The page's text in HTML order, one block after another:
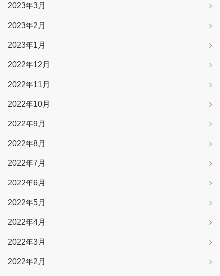
2023年3月
2023年2月
2023年1月
2022年12月
2022年11月
2022年10月
2022年9月
2022年8月
2022年7月
2022年6月
2022年5月
2022年4月
2022年3月
2022年2月